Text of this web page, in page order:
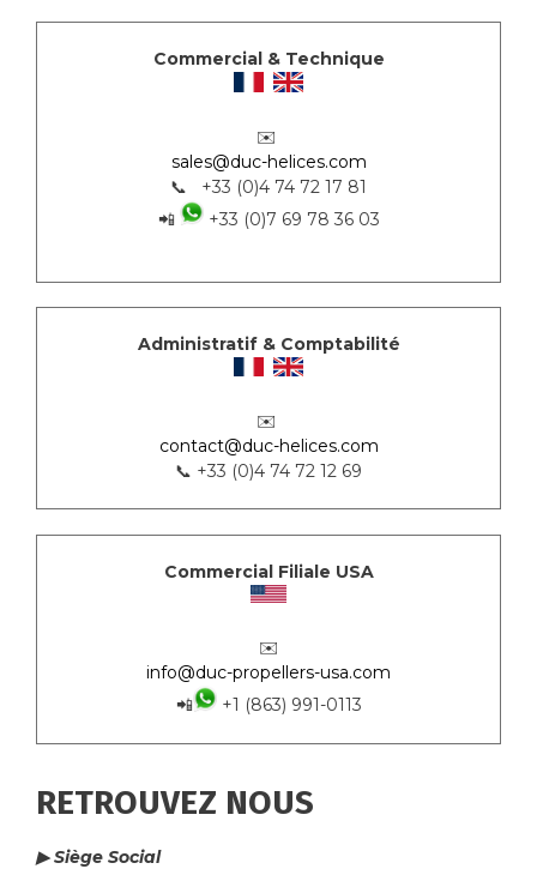
Commercial & Technique
✉️
sales@duc-helices.com
📞 +33 (0)4 74 72 17 81
📲
+33 (0)7 69 78 36 03
Administratif & Comptabilité
✉️
contact@duc-helices.com
📞 +33 (0)4 74 72 12 69
Commercial Filiale USA
✉️
info@duc-propellers-usa.com
📲
+1 (863) 991-0113
RETROUVEZ NOUS
▶ Siège Social